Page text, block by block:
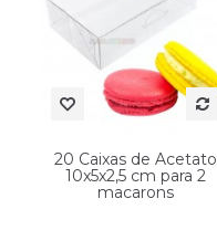
20 Caixas de Acetato
10x5x2,5 cm para 2
macarons